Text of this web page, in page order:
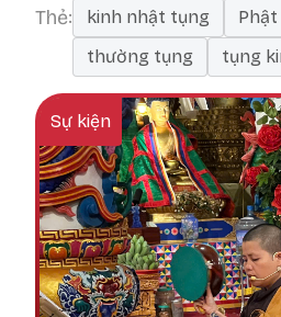
Thẻ kinh nhật tụng
thường tụng
tụng
Sự kiện